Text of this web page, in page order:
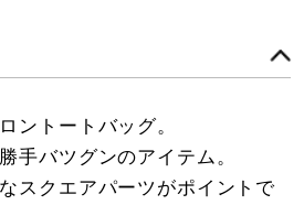
ントートバッグ。
手バツグンのアイテム。
スクエアパーツがポイントで